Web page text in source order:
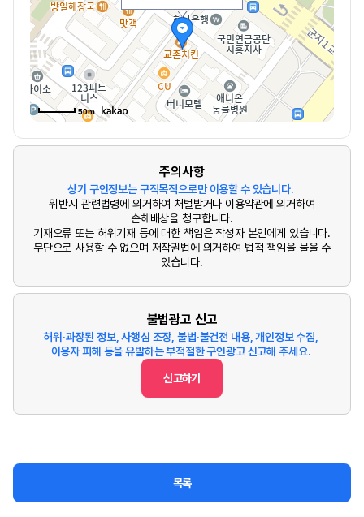
50m
주의사항
상기 구인정보는 구직목적으로만 이용할 수 있습니다.
위반시 관련법령에 의거하여 처벌받거나 이용약관에 의거하여
손해배상을 청구합니다.
기재오류 또는 허위기재 등에 대한 책임은 작성자 본인에게 있습니다.
무단으로 사용할 수 없으며 저작권법에 의거하여 법적 책임을 물을 수
있습니다.
불법광고 신고
허위·과장된 정보, 사행심 조장, 불법·불건전 내용, 개인정보 수집,
이용자 피해 등을 유발하는 부적절한 구인광고 신고해 주세요.
신고하기
목록